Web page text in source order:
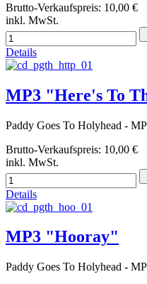
Brutto-Verkaufspreis: 10,00 €
inkl. MwSt.
Details
MP3 "Here's To
Paddy Goes To Holyhead -
Brutto-Verkaufspreis: 10,00 €
inkl. MwSt.
Details
MP3 "Hooray"
Paddy Goes To Holyhead -